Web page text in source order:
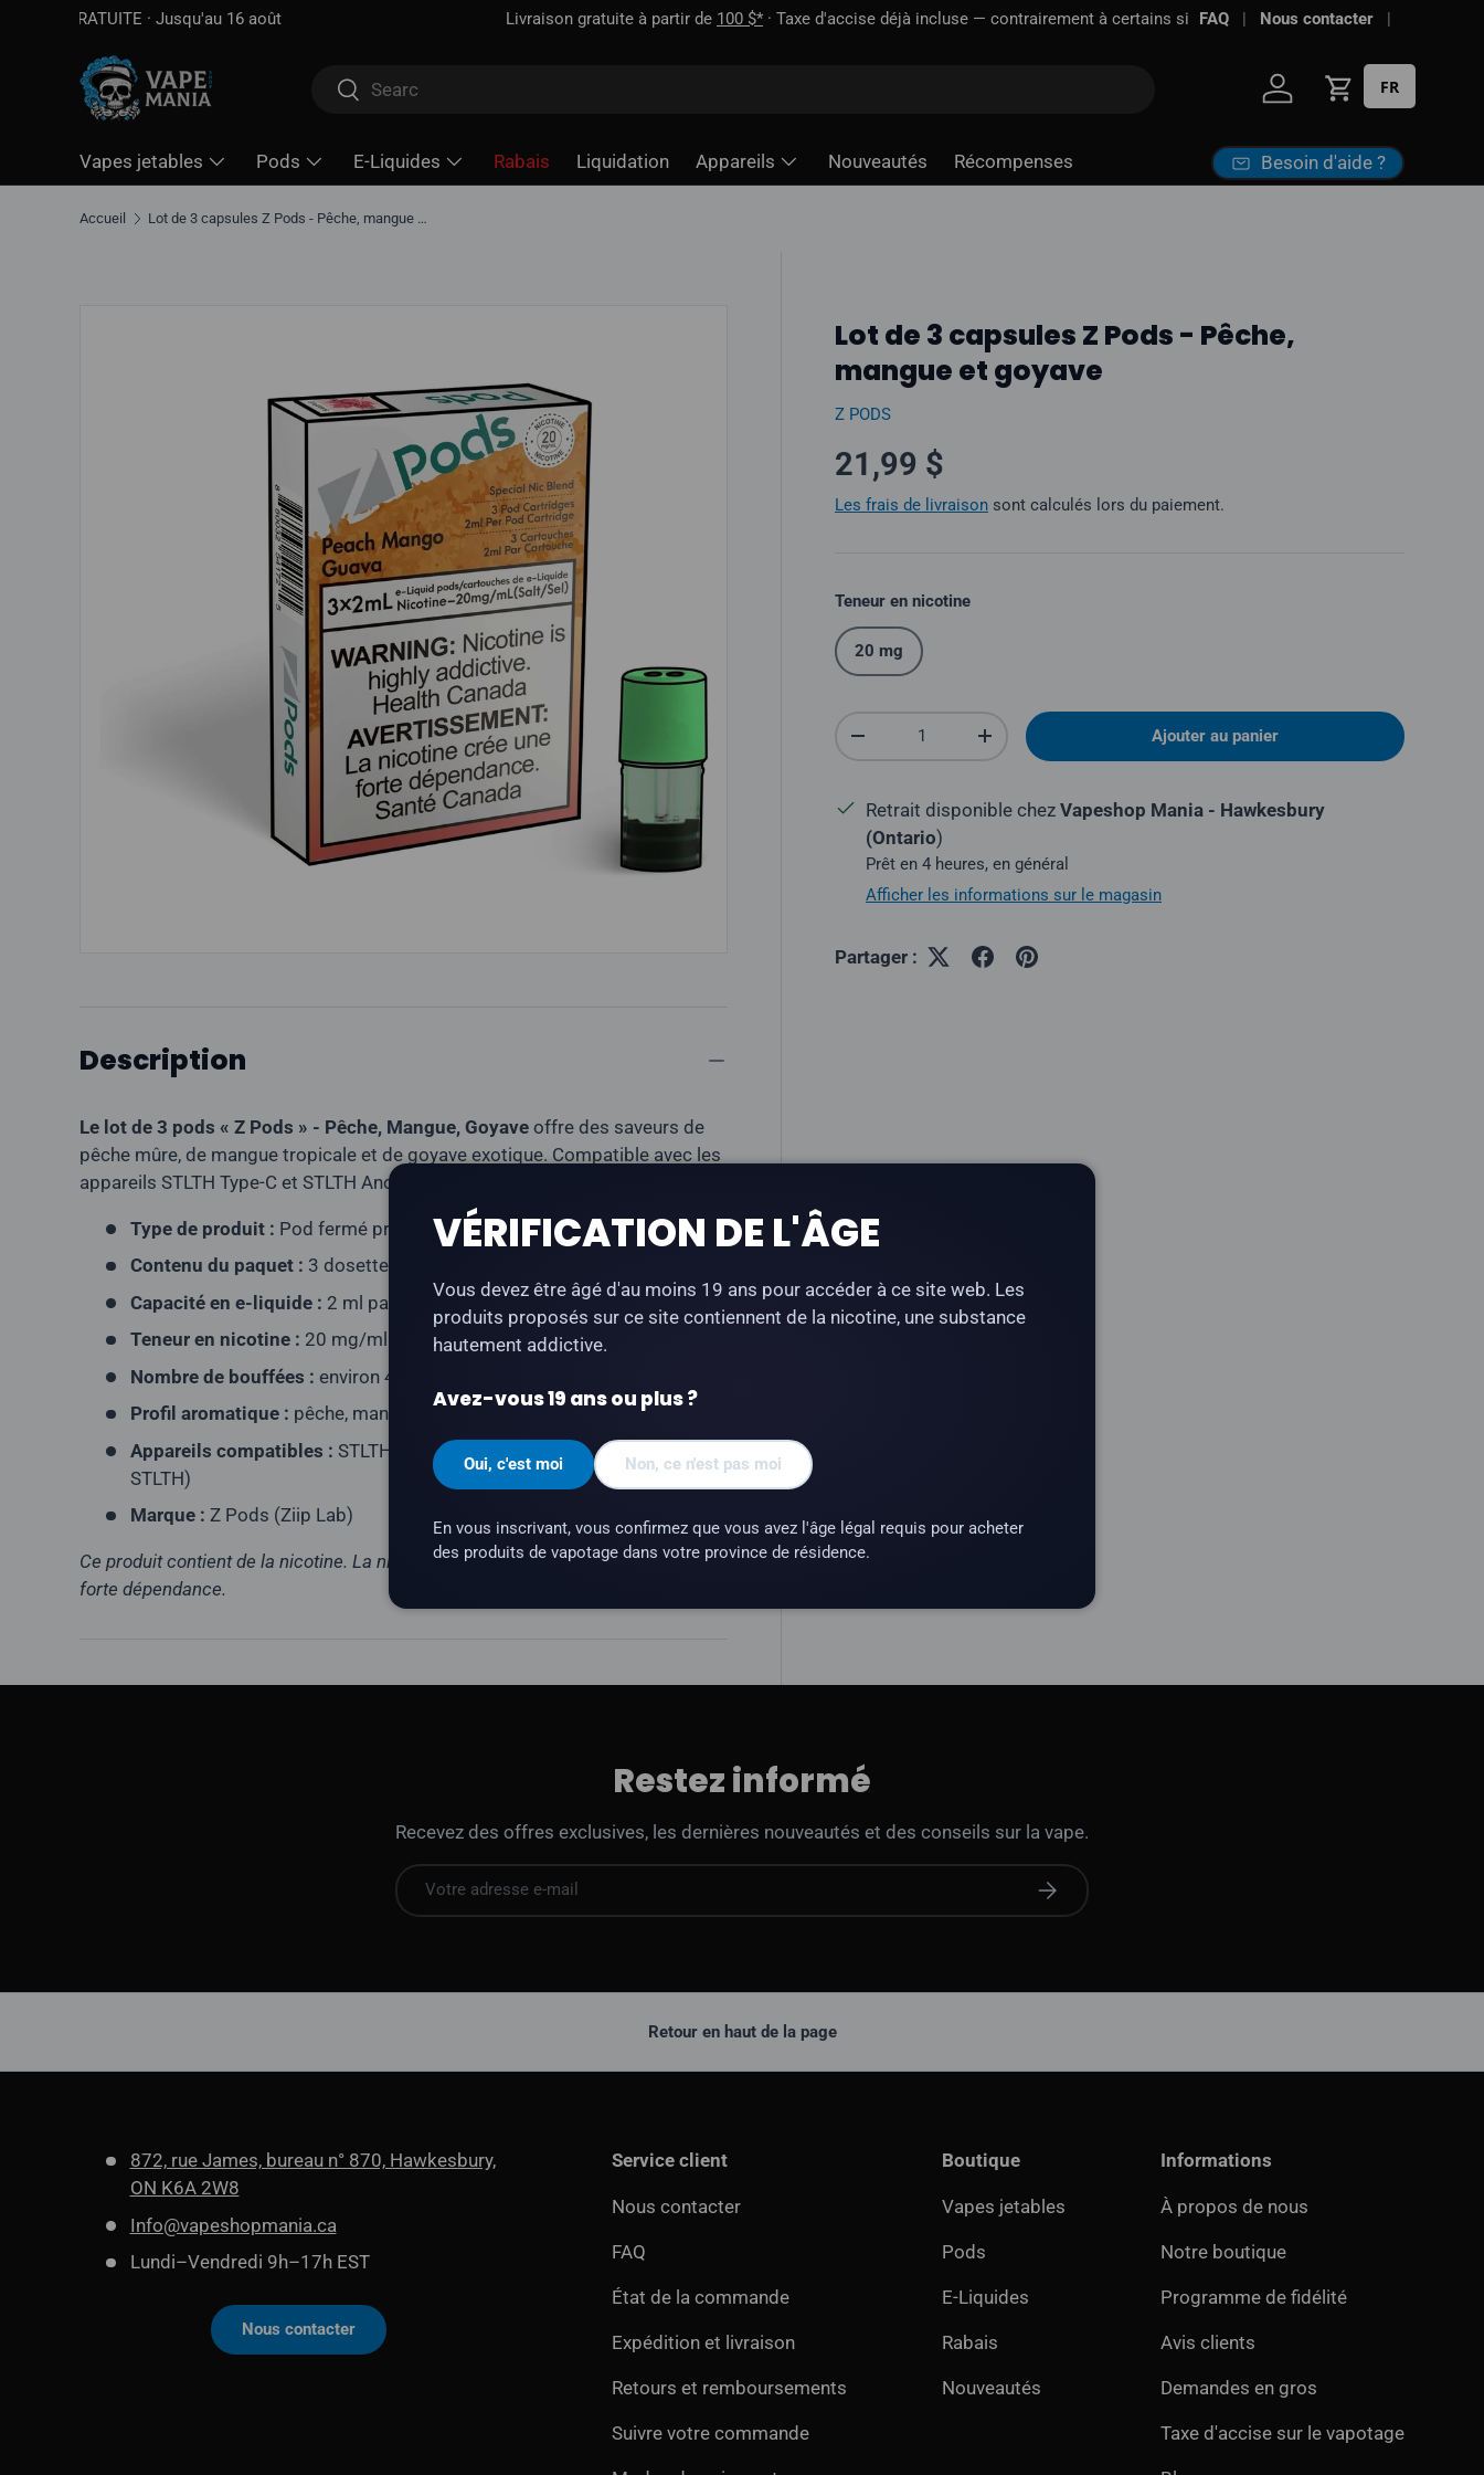
Livraison gratuite à partir de · Taxe d'accise déjà incluse — contrairement à certains sites FAQ Nous contacter
Rechercher
Rechercher
Se connecter
Panier
FR
Vapes jetables Pods E-Liquides Rabais Liquidation Appareils Nouveautés Récompenses Besoin d'aide ?
Accueil Lot de 3 capsules Z Pods - Pêche, mangue et goyave
Lot de 3 capsules Z Pods - Pêche,
mangue et goyave
Z PODS
Prix normal
21,99 $
Les frais de livraison sont calculés lors du paiement.
Teneur en nicotine
20 mg
Quantité
Réduire la quantitéAugmenter la quantité Ajouter au panier
Retrait disponible chez Vapeshop Mania - Hawkesbury
(Ontario)
Prêt en 4 heures, en général
Afficher les informations sur le magasin
Partager :
Description
Le lot de 3 pods « Z Pods » - Pêche, Mangue, Goyave offre des saveurs de
pêche mûre, de mangue tropicale et de goyave exotique. Compatible avec les
appareils STLTH Type-C et STLTH Anod (format de pod compatible STLTH).
Type de produit : Pod fermé prérempli (compatible STLTH)
Contenu du paquet : 3 dosettes par paquet
Capacité en e-liquide : 2 ml par pod
Teneur en nicotine : 20 mg/ml
Nombre de bouffées : environ 400 bouffées par cartouche
Profil aromatique : pêche, mangue, goyave
Appareils compatibles : STLTH Type-C, STLTH Anod (compatible
STLTH)
Marque : Z Pods (Ziip Lab)
Ce produit contient de la nicotine. La nicotine est une substance qui crée une
forte dépendance.
Restez informé
Recevez des offres exclusives, les dernières nouveautés et des conseils sur la vape.
E-mail S'abonner
VÉRIFICATION DE L'ÂGE
Vous devez être âgé d'au moins 19 ans pour accéder à ce site web. Les
produits proposés sur ce site contiennent de la nicotine, une substance
hautement addictive.
Avez-vous 19 ans ou plus ?
Oui, c'est moi Non, ce n'est pas moi
En vous inscrivant, vous confirmez que vous avez l'âge légal requis pour acheter
des produits de vapotage dans votre province de résidence.
Retour en haut de la page
872, rue James, bureau n° 870, Hawkesbury,
ON K6A 2W8
Info@vapeshopmania.ca
Lundi–Vendredi 9h–17h EST
Nous contacter
Service client
Nous contacter
FAQ
État de la commande
Expédition et livraison
Retours et remboursements
Suivre votre commande
Boutique
Vapes jetables
Pods
E-Liquides
Rabais
Nouveautés
Informations
À propos de nous
Notre boutique
Programme de fidélité
Avis clients
Demandes en gros
Taxe d'accise sur le vapotage